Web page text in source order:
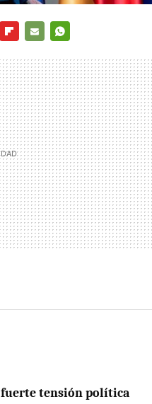
MAIL
fuerte tensión política